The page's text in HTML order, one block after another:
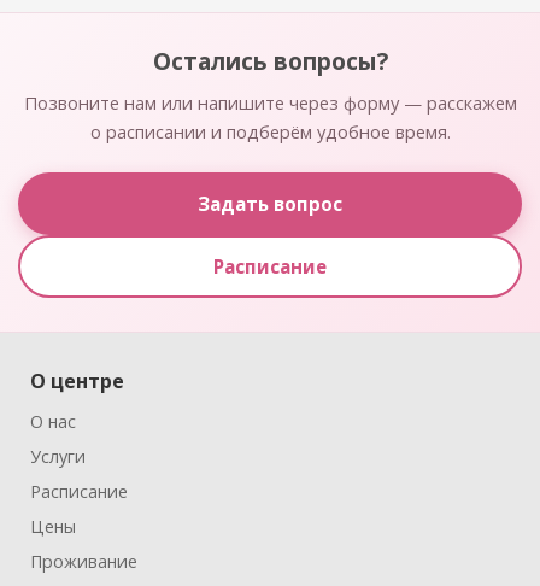
Остались вопросы?
Позвоните нам или напишите через форму — расскажем
о расписании и подберём удобное время.
Задать вопрос
Расписание
О центре
О нас
Услуги
Расписание
Цены
Проживание